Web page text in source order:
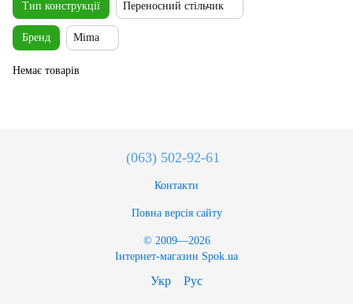
Тип конструкції Переносний стільчик
Бренд Mima
Немає товарів
(063) 502-92-61
Контакти
Повна версія сайту
© 2009—2026
Інтернет-магазин Spok.ua
Укр Рус